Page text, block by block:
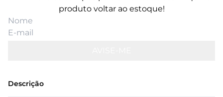
produto voltar ao estoque!
Descrição